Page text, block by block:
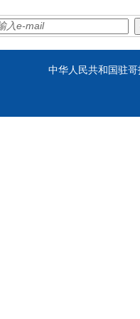
中华人民共和国驻